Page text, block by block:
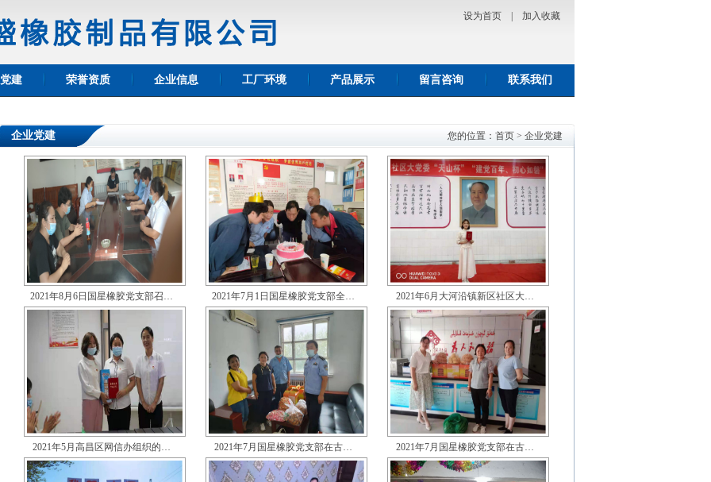
设为首页 加入收藏
建 荣誉资质 企业信息 工厂环境 产品展示 留言咨询 联系我们
企业党建 您的位置： 首页 > 企业党建
2021年8月6日国星橡胶党支部召… 2021年7月1日国星橡胶党支部全… 2021年6月大河沿镇新区社区大…
2021年5月高昌区网信办组织的… 2021年7月国星橡胶党支部在古… 2021年7月国星橡胶党支部在古…